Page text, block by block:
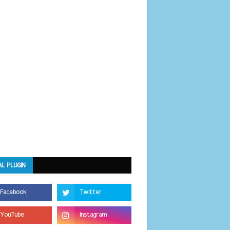
PLUGIN